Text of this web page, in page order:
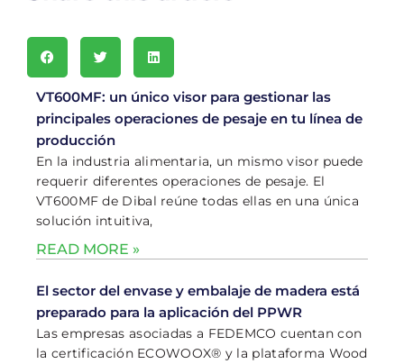
VT600MF: un único visor para gestionar las
principales operaciones de pesaje en tu línea de
producción
En la industria alimentaria, un mismo visor puede
requerir diferentes operaciones de pesaje. El
VT600MF de Dibal reúne todas ellas en una única
solución intuitiva,
READ MORE »
El sector del envase y embalaje de madera está
preparado para la aplicación del PPWR
Las empresas asociadas a FEDEMCO cuentan con
la certificación ECOWOOX® y la plataforma Wood